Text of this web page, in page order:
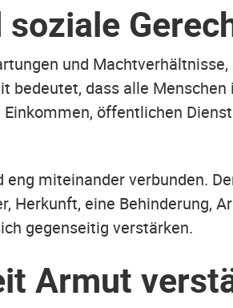
soziale
und
dass alle
öffentlichen
miteinander verbunden.
Herkunft, eine Behinderung,
gegenseitig verstärken.
Armut